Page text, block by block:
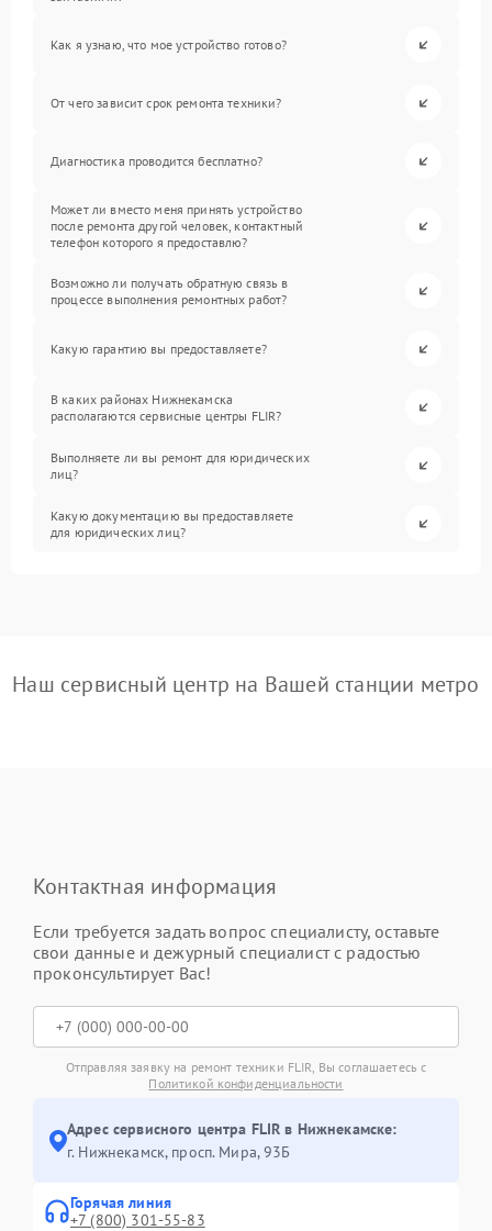
Как я узнаю, что мое устройство готово?
От чего зависит срок ремонта техники?
Диагностика проводится бесплатно?
Может ли вместо меня принять устройство
после ремонта другой человек, контактный
телефон которого я предоставлю?
Возможно ли получать обратную связь в
процессе выполнения ремонтных работ?
Какую гарантию вы предоставляете?
В каких районах Нижнекамска
располагаются сервисные центры FLIR?
Выполняете ли вы ремонт для юридических
лиц?
Какую документацию вы предоставляете
для юридических лиц?
Наш сервисный центр на Вашей станции метро
Контактная информация
Если требуется задать вопрос специалисту, оставьте
свои данные и дежурный специалист с радостью
проконсультирует Вас!
Отправляя заявку на ремонт техники FLIR, Вы соглашаетесь с
Политикой конфиденциальности
Адрес сервисного центра FLIR в Нижнекамске:
г. Нижнекамск, просп. Мира, 93Б
Горячая линия
+7 (800) 301-55-83